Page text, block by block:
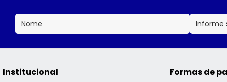
Institucional
Formas de